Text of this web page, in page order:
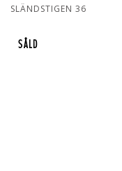
SLÄNDSTIGEN 36
SÅLD